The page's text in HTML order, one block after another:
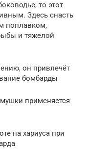
то этот
Здесь снасть
поплавком,
и тяжелой
он привлечёт
бомбарды
применяется
на хариуса при